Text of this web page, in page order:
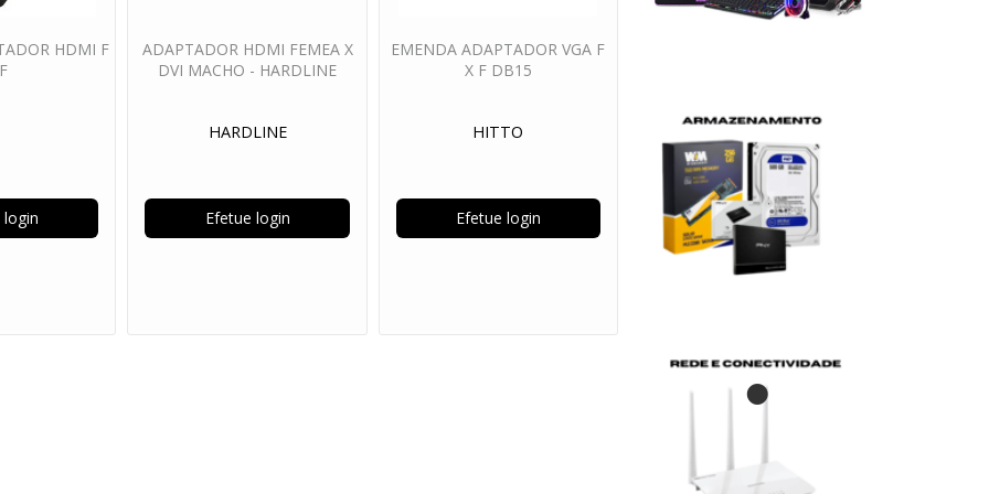
•
HDMI F
login
ADAPTADOR HDMI FEMEA X
DVI MACHO - HARDLINE
HARDLINE
Efetue login
EMENDA ADAPTADOR VGA F
X F DB15
HITTO
Efetue login